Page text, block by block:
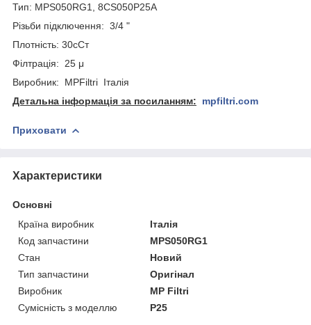
Тип: MPS050RG1, 8CS050P25A
Різьби підключення: 3/4 "
Плотність: 30cCт
Філтрація: 25 μ
Виробник: MPFiltri Італія
Детальна інформація за посиланням:
mpfiltri.com
Приховати
Характеристики
Основні
Країна виробник
Італія
Код запчастини
MPS050RG1
Стан
Новий
Тип запчастини
Оригінал
Виробник
MP Filtri
Сумісність з моделлю
P25